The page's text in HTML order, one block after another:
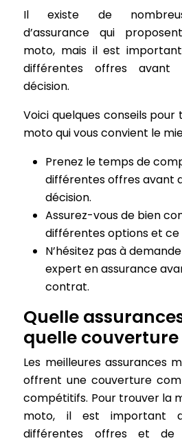
Il existe de
d’assurance qui
moto, mais il est
différentes offres
décision.
Voici quelques conseils pour
moto qui vous convient le
Prenez le temps de
différentes offres avant
décision.
Assurez-vous de bien
différentes options et ce
N’hésitez pas à
expert en assurance
contrat.
Quelle
quelle couverture
Les meilleures assurances
offrent une couverture
compétitifs. Pour trouver la
moto, il est important
différentes offres et de